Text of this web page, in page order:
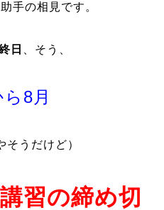
手の相見です。
日 、そう、
8月
そうだけど）
習の締め切